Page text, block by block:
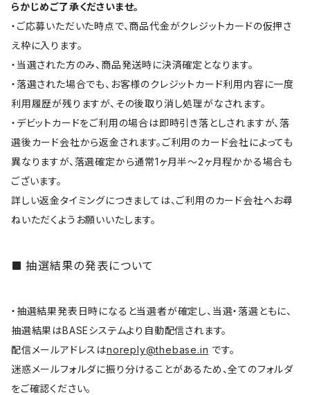
らかじめご了承くださいませ。
・ご応募いただいた時点で、商品代金がクレジットカードの仮押さ
え枠に入ります。
・当選された方のみ、商品発送時に決済確定となります。
・落選された場合でも、お客様のクレジットカード利用内容に一度
利用履歴が残りますが、その後取り消し処理がなされます。
・デビットカードをご利用の場合は即時引き落としされますが、落
選後カード会社から返金されます。ご利用のカード会社によっても
異なりますが、落選確定から通常1ヶ月半～2ヶ月程かかる場合も
ございます。
詳しい返金タイミングにつきましては、ご利用のカード会社へお尋
ねいただくようお願いいたします。
抽選結果の発表について
・抽選結果発表日時になると当選者が確定し、当選・落選ともに、
抽選結果はBASEシステムより自動配信されます。
配信メールアドレスはnoreply@thebase.in です。
迷惑メールフォルダに振り分けることがあるため、全てのフォルダ
をご確認ください。